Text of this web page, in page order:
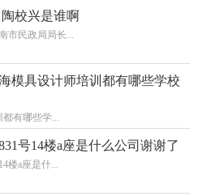
陶校兴是谁啊
市民政局局长...
模具设计师培训都有哪些学校
有哪些学...
号14楼a座是什么公司谢谢了
楼a座是什...